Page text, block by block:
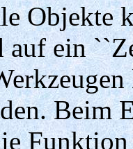
Objekte
auf ein
Beim